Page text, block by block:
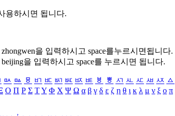
용하시면 됩니다.
zhongwen을 입력하시고 space를누르시면됩니다.
beijing을 입력하시고 space를 누르시면 됩니다.
ㅯ ㅰ ㅱ ㅲ ㅳ ㅴ ㅵ ㅶ ㅷ ㅸ ㅹ ㅺ ㅻ ㅼ ㅽ ㅾ ㅿ
Ο Π Ρ Σ ΤΥ Φ Χ Ψ Ω α β γ δ ε ζ η θ ι κ λ μ ν ξ ο π